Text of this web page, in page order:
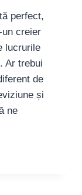
perfect,
creier
lucrurile
Ar trebui
de
și
ne